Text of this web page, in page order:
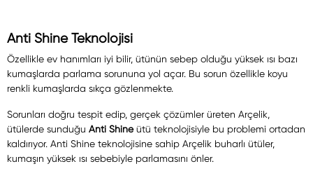
Anti Shine Teknolojisi
Özellikle ev hanımları iyi bilir, ütünün sebep olduğu yüksek ısı bazı
kumaşlarda parlama sorununa yol açar. Bu sorun özellikle koyu
renkli kumaşlarda sıkça gözlenmekte.
Sorunları doğru tespit edip, gerçek çözümler üreten Arçelik,
ütülerde sunduğu Anti Shineütü teknolojisiyle bu problemi ortadan
kaldırıyor. Anti Shine teknolojisine sahip Arçelik buharlı ütüler,
kumaşın yüksek ısı sebebiyle parlamasını önler.